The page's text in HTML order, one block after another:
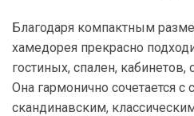
Благодаря компактным
хамедорея прекрасно
гостиных, спален,
Она гармонично сочетается
скандинавским,